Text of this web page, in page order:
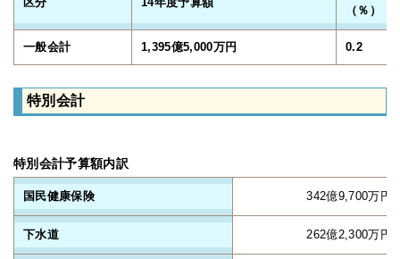
（％）
一般会計 1,395億5,000万円 0.2
特別会計
特別会計予算額内訳
国民健康保険 342億9,700万円
下水道 262億2,300万円